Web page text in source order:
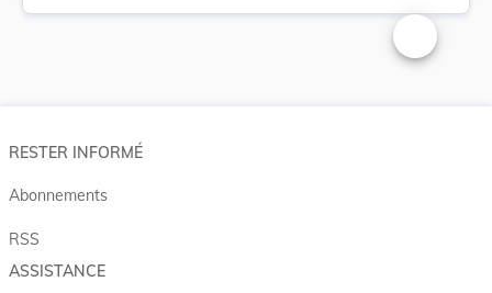
Changer la
RESTER INFORMÉ
Abonnements
RSS
ASSISTANCE